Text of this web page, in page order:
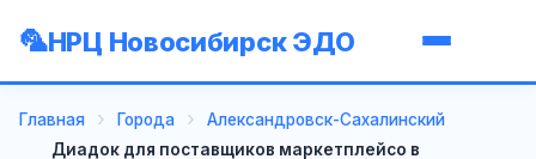
НРЦ Новосибирск ЭДО
Главная Города
Александровск-Сахалинский
Диадок для поставщиков маркетплейсо в